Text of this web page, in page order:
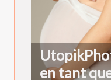
en tant